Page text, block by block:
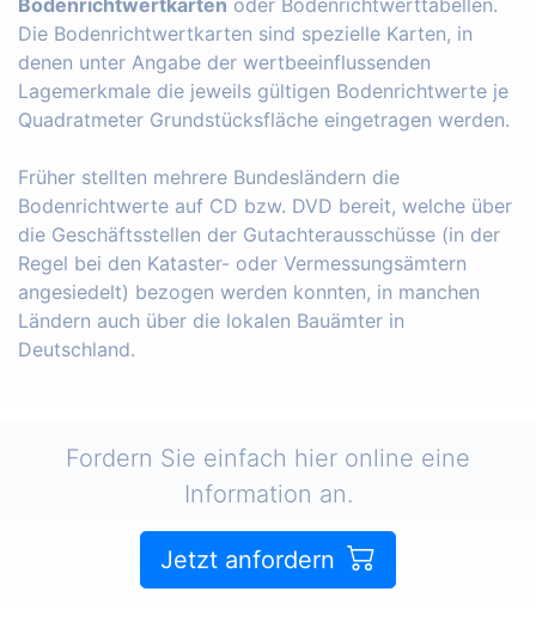
Die Bodenrichtwertkarten sind spezielle Karten, in
denen unter Angabe der wertbeeinflussenden
Lagemerkmale die jeweils gültigen Bodenrichtwerte je
Quadratmeter Grundstücksfläche eingetragen werden.
Früher stellten mehrere Bundesländern die
Bodenrichtwerte auf CD bzw. DVD bereit, welche über
die Geschäftsstellen der Gutachterausschüsse (in der
Regel bei den Kataster- oder Vermessungsämtern
angesiedelt) bezogen werden konnten, in manchen
Ländern auch über die lokalen Bauämter in
Deutschland.
Fordern Sie einfach hier online eine
Information an.
Jetzt anfordern